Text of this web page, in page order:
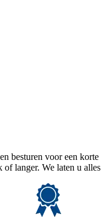
besturen voor een korte
of langer. We laten u alles